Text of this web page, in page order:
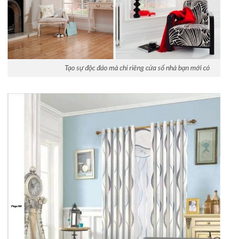
Tạo sự độc đáo mà chỉ riêng cửa sổ nhà bạn mới có